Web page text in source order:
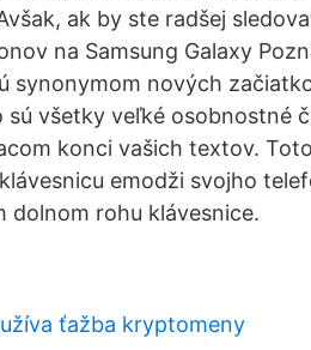
ak by ste radšej
na Samsung Galaxy
synonymom nových
sú všetky veľké osobnostné
konci vašich textov.
emodži svojho
dolnom rohu klávesnice.
ťažba kryptomeny